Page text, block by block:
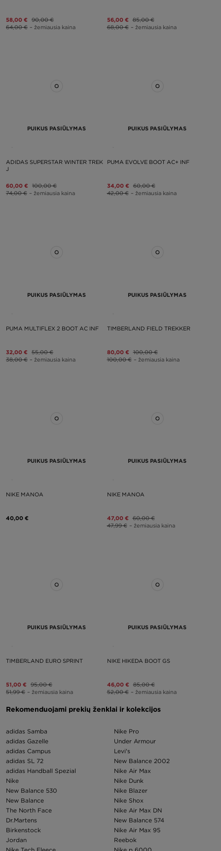
58,00 € 90,00 €
64,00 € – žemiausia kaina
56,00 € 85,00 €
68,00 € – žemiausia kaina
PUIKUS PASIŪLYMAS
ADIDAS SUPERSTAR WINTER TREK
J
60,00 € 100,00 €
74,00 € – žemiausia kaina
PUIKUS PASIŪLYMAS
PUMA EVOLVE BOOT AC+ INF
34,00 € 60,00 €
42,00 € – žemiausia kaina
PUIKUS PASIŪLYMAS
PUMA MULTIFLEX 2 BOOT AC INF
32,00 € 55,00 €
38,00 € – žemiausia kaina
PUIKUS PASIŪLYMAS
TIMBERLAND FIELD TREKKER
80,00 € 100,00 €
100,00 € – žemiausia kaina
PUIKUS PASIŪLYMAS
NIKE MANOA
40,00 €
PUIKUS PASIŪLYMAS
NIKE MANOA
47,00 € 60,00 €
47,99 € – žemiausia kaina
PUIKUS PASIŪLYMAS
TIMBERLAND EURO SPRINT
51,00 € 95,00 €
51,99 € – žemiausia kaina
PUIKUS PASIŪLYMAS
NIKE HIKEDA BOOT GS
46,00 € 85,00 €
52,00 € – žemiausia kaina
Rekomenduojami prekių ženklai ir kolekcijos
adidas Samba
adidas Gazelle
adidas Campus
adidas SL 72
adidas Handball Spezial
Nike
New Balance 530
New Balance
The North Face
Dr.Martens
Birkenstock
Jordan
Nike Tech Fleece
Nike Pro
Under Armour
Levi's
New Balance 2002
Nike Air Max
Nike Dunk
Nike Blazer
Nike Shox
Nike Air Max DN
New Balance 574
Nike Air Max 95
Reebok
Nike p 6000